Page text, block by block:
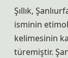
Şıllık,
isminin
kelimesinin
türemiştir.